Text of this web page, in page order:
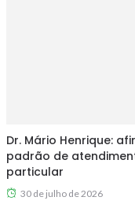
Dr. Mário Henrique:
padrão de
particular
30 de julho de 2026